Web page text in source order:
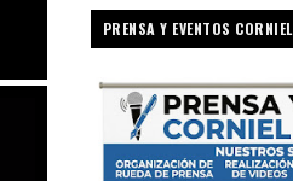
PRENSA Y EVENTOS CORNIEL